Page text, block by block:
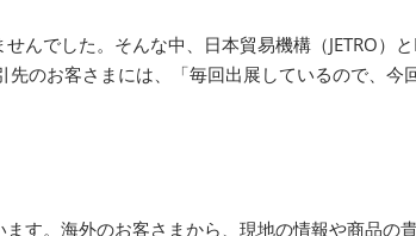
んでした。そんな中、日本貿易機構（JETRO）
のお客さまには、「毎回出展しているので、今
す。海外のお客さまから、現地の情報や商品の